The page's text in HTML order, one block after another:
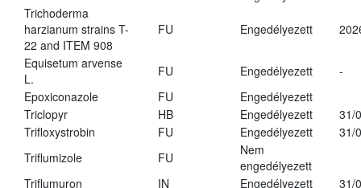
Trichoderma
harzianum strains T-
22 and ITEM 908
FU Engedélyezett
Equisetum arvense
L.
FU Engedélyezett
-
Epoxiconazole
FU
Engedélyezett
Triclopyr
HB Engedélyezett
31/
Trifloxystrobin
FU Engedélyezett
31/
Triflumizole
FU
Nem
engedélyezett
Triflumuron
IN Engedélyezett
31/